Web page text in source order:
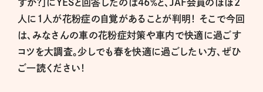
すか？」にYESと回答したのは46％と、JAF会員のほぼ2
人に1人が花粉症の自覚があることが判明！ そこで今回
は、みなさんの車の花粉症対策や車内で快適に過ごす
コツを大調査。少しでも春を快適に過ごしたい方、ぜひ
ご一読ください！